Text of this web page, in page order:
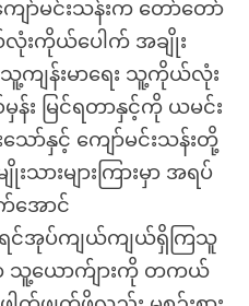
ာ်မင်းသန်းက တော်တော်
လုံးကိုယ်ပေါက် အချိုး
ကျန်းမာရေး သူ့ကိုယ်လုံး
း မြင်ရတာနှင့်ကို ယမင်း
ော်နှင့် ကျော်မင်းသန်းတို့
သားများကြားမှာ အရပ်
အောင်
ရင်အုပ်ကျယ်ကျယ်ရှိကြသူ
သူ့ယောက်ျားကို တကယ်